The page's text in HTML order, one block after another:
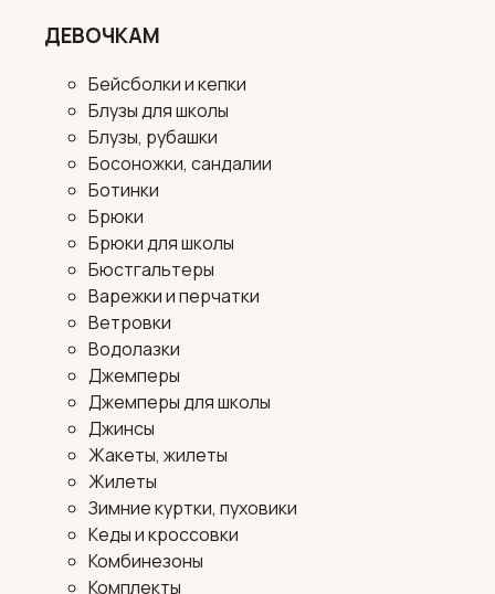
ДЕВОЧКАМ
Бейсболки и кепки
Блузы для школы
Блузы, рубашки
Босоножки, сандалии
Ботинки
Брюки
Брюки для школы
Бюстгальтеры
Варежки и перчатки
Ветровки
Водолазки
Джемперы
Джемперы для школы
Джинсы
Жакеты, жилеты
Жилеты
Зимние куртки, пуховики
Кеды и кроссовки
Комбинезоны
Комплекты